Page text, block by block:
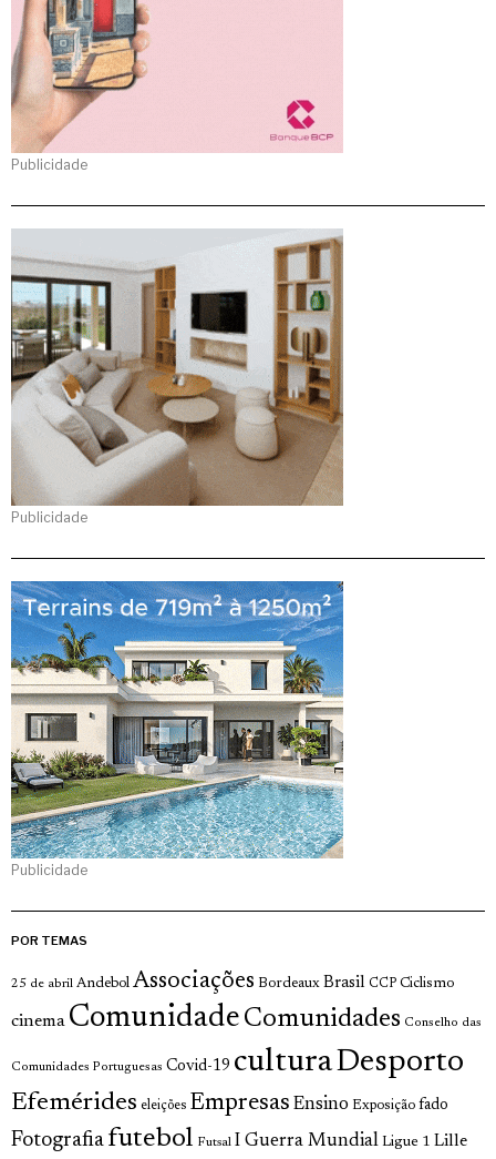
Publicidade
Publicidade
Publicidade
POR TEMAS
25 de abril Andebol Associações Bordeaux Brasil CCP Ciclismo
cinema Comunidade Comunidades Conselho das
Comunidades Portuguesas Covid-19 culturaDesporto
Efemérides eleições Empresas Ensino Exposição fado
Fotografia futebol Futsal I Guerra Mundial Ligue 1 Lille